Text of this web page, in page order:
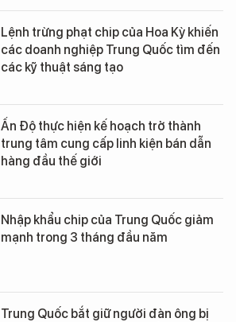
Lệnh trừng phạt chip của Hoa Kỳ khiến
các doanh nghiệp Trung Quốc tìm đến
các kỹ thuật sáng tạo
Ấn Độ thực hiện kế hoạch trở thành
trung tâm cung cấp linh kiện bán dẫn
hàng đầu thế giới
Nhập khẩu chip của Trung Quốc giảm
mạnh trong 3 tháng đầu năm
Trung Quốc bắt giữ người đàn ông bị